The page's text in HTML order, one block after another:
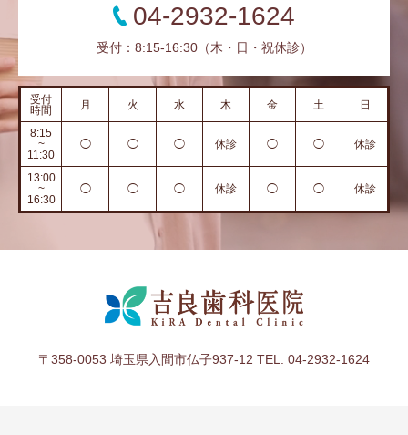
04-2932-1624
受付：8:15-16:30（木・日・祝休診）
受付
時間
月 火 水 木 金 土 日
8:15
~
11:30
◯ ◯ ◯ 休診 ◯ ◯ 休診
13:00
~
16:30
◯ ◯ ◯ 休診 ◯ ◯ 休診
〒358-0053 埼玉県入間市仏子937-12 TEL. 04-2932-1624